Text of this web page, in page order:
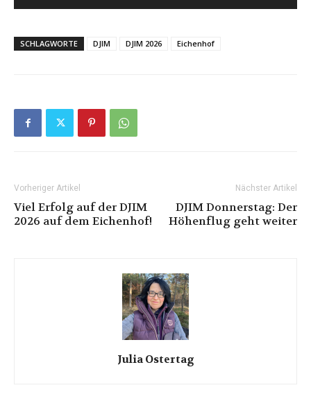
SCHLAGWORTE DJIM DJIM 2026 Eichenhof
Vorheriger Artikel
Viel Erfolg auf der DJIM
2026 auf dem Eichenhof!
Nächster Artikel
DJIM Donnerstag: Der
Höhenflug geht weiter
Julia Ostertag